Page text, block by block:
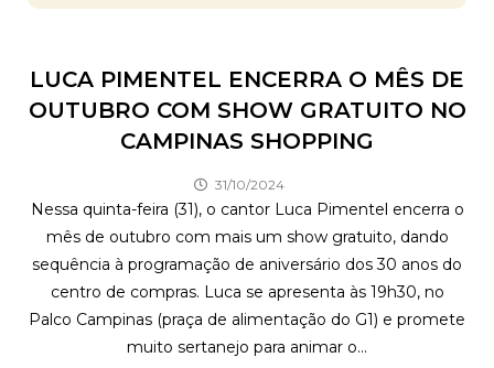
LUCA PIMENTEL ENCERRA O MÊS DE
OUTUBRO COM SHOW GRATUITO NO
CAMPINAS SHOPPING
31/10/2024
Nessa quinta-feira (31), o cantor Luca Pimentel encerra o
mês de outubro com mais um show gratuito, dando
sequência à programação de aniversário dos 30 anos do
centro de compras. Luca se apresenta às 19h30, no
Palco Campinas (praça de alimentação do G1) e promete
muito sertanejo para animar o...